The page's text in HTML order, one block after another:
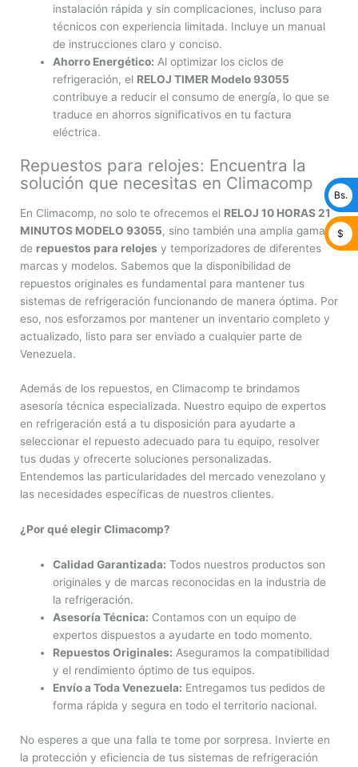
instalación rápida y sin complicaciones, incluso para
técnicos con experiencia limitada. Incluye un manual
de instrucciones claro y conciso.
Ahorro Energético: Al optimizar los ciclos de
refrigeración, el RELOJ TIMER Modelo 93055
contribuye a reducir el consumo de energía, lo que se
traduce en ahorros significativos en tu factura
eléctrica.
Repuestos para relojes: Encuentra la
solución que necesitas en Climacomp
En Climacomp, no solo te ofrecemos el RELOJ 10 HORAS 21
MINUTOS MODELO 93055, sino también una amplia gama
de repuestos para relojes y temporizadores de diferentes
marcas y modelos. Sabemos que la disponibilidad de
repuestos originales es fundamental para mantener tus
sistemas de refrigeración funcionando de manera óptima. Por
eso, nos esforzamos por mantener un inventario completo y
actualizado, listo para ser enviado a cualquier parte de
Venezuela.
Además de los repuestos, en Climacomp te brindamos
asesoría técnica especializada. Nuestro equipo de expertos
en refrigeración está a tu disposición para ayudarte a
seleccionar el repuesto adecuado para tu equipo, resolver
tus dudas y ofrecerte soluciones personalizadas.
Entendemos las particularidades del mercado venezolano y
las necesidades específicas de nuestros clientes.
¿Por qué elegir Climacomp?
Calidad Garantizada: Todos nuestros productos son
originales y de marcas reconocidas en la industria de
la refrigeración.
Asesoría Técnica: Contamos con un equipo de
expertos dispuestos a ayudarte en todo momento.
Repuestos Originales: Aseguramos la compatibilidad
y el rendimiento óptimo de tus equipos.
Envío a Toda Venezuela: Entregamos tus pedidos de
forma rápida y segura en todo el territorio nacional.
No esperes a que una falla te tome por sorpresa. Invierte en
la protección y eficiencia de tus sistemas de refrigeración
Bs.
$